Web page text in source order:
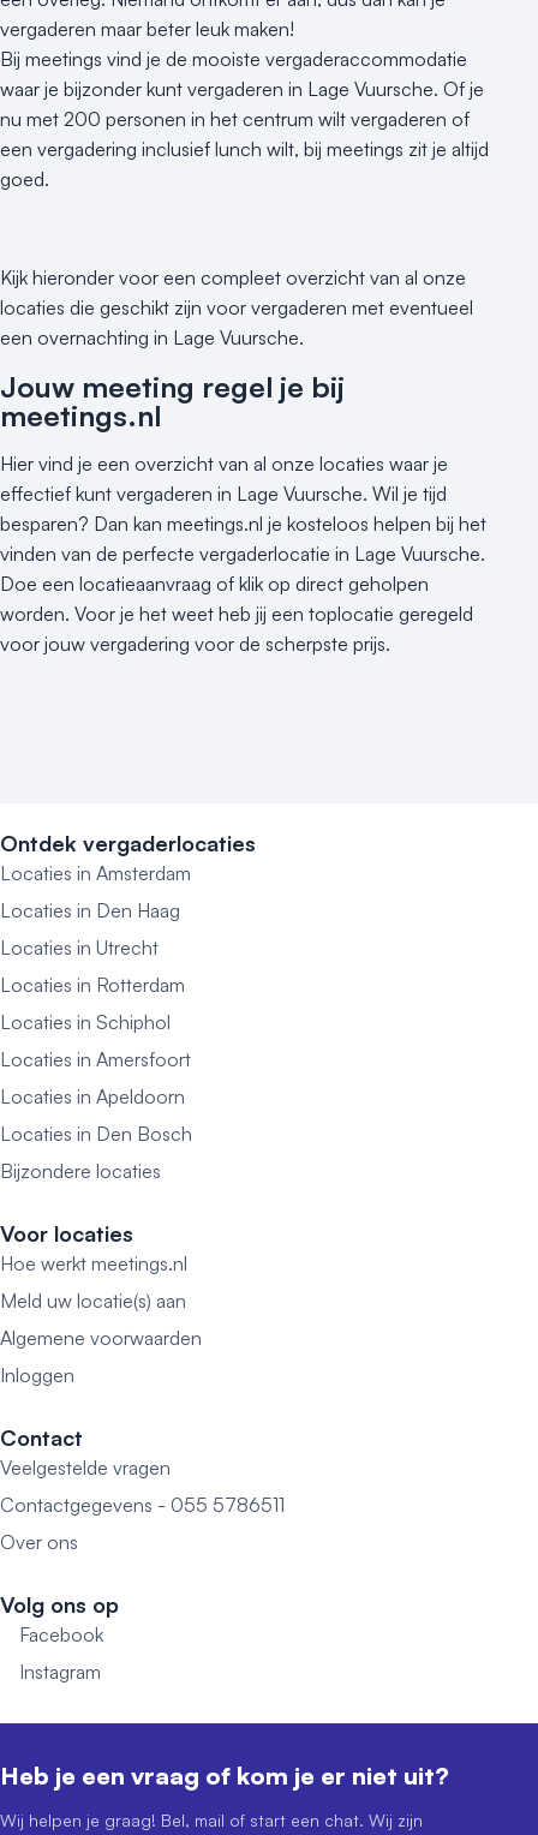
vergaderen maar beter leuk maken!
Bij meetings vind je de mooiste vergaderaccommodatie
waar je bijzonder kunt vergaderen in Lage Vuursche. Of je
nu met 200 personen in het centrum wilt vergaderen of
een vergadering inclusief lunch wilt, bij meetings zit je altijd
goed.
Kijk hieronder voor een compleet overzicht van al onze
locaties die geschikt zijn voor vergaderen met eventueel
een overnachting in Lage Vuursche.
Jouw meeting regel je bij
meetings.nl
Hier vind je een overzicht van al onze locaties waar je
effectief kunt vergaderen in Lage Vuursche. Wil je tijd
besparen? Dan kan meetings.nl je kosteloos helpen bij het
vinden van de perfecte vergaderlocatie in Lage Vuursche.
Doe een locatieaanvraag of klik op direct geholpen
worden. Voor je het weet heb jij een toplocatie geregeld
voor jouw vergadering voor de scherpste prijs.
Ontdek vergaderlocaties
Locaties in Amsterdam
Locaties in Den Haag
Locaties in Utrecht
Locaties in Rotterdam
Locaties in Schiphol
Locaties in Amersfoort
Locaties in Apeldoorn
Locaties in Den Bosch
Bijzondere locaties
Voor locaties
Hoe werkt meetings.nl
Meld uw locatie(s) aan
Algemene voorwaarden
Inloggen
Contact
Veelgestelde vragen
Contactgegevens - 055 5786511
Over ons
Volg ons op
Facebook
Instagram
Heb je een vraag of kom je er niet uit?
Wij helpen je graag! Bel, mail of start een chat. Wij zijn